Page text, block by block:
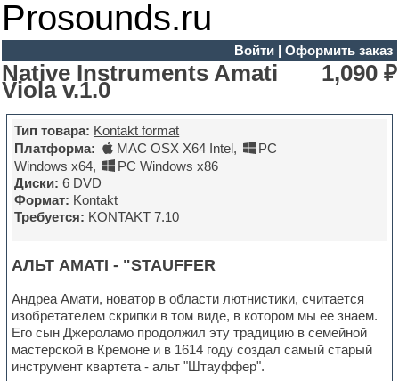
Prosounds.ru
Войти| Оформить заказ
Native Instruments Amati
Viola v.1.0
1,090 ₽
Тип товара: Kontakt format
Платформа:
MAC OSX X64 Intel,
PC
Windows x64,
PC Windows x86
Диски: 6 DVD
Формат: Kontakt
Требуется: KONTAKT 7.10
АЛЬТ AMATI - "STAUFFER
Андреа Амати, новатор в области лютнистики, считается
изобретателем скрипки в том виде, в котором мы ее знаем.
Его сын Джероламо продолжил эту традицию в семейной
мастерской в Кремоне и в 1614 году создал самый старый
инструмент квартета - альт "Штауффер".